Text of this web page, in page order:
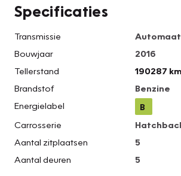
Specificaties
Transmissie
Automaat
Bouwjaar
2016
Tellerstand
190287 km
Brandstof
Benzine
Energielabel
B
Carrosserie
Aantal zitplaatsen
5
Aantal deuren
5